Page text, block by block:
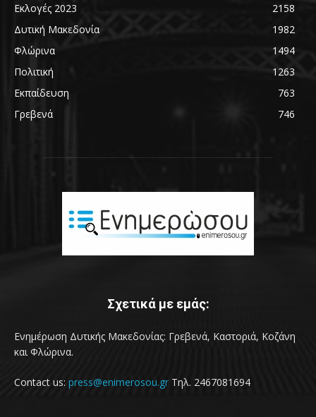
Εκλογές 2023
2158
Δυτική Μακεδονία
1982
Φλώρινα
1494
Πολιτική
1263
Εκπαίδευση
763
Γρεβενά
746
Σχετικά με εμάς:
Ενημέρωση Δυτικής Μακεδονίας: Γρεβενά, Καστοριά, Κοζάνη
και Φλώρινα.
Contact us: press@enimerosou.gr Τηλ. 2467081694